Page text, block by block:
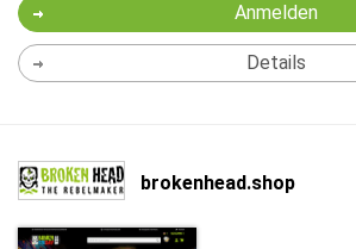
Anmelden
Details
brokenhead.shop